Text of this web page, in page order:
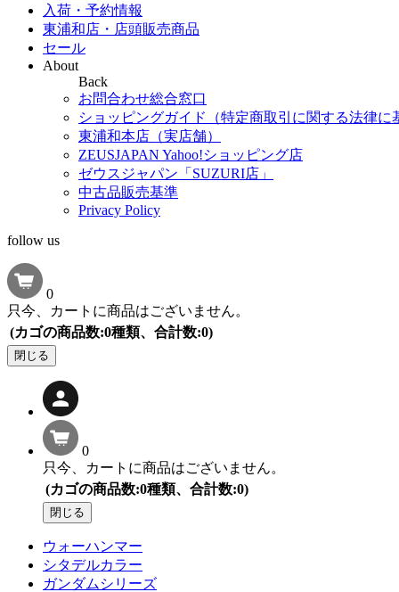
入荷・予約情報
東浦和店・店頭販売商品
セール
About
Back
お問合わせ総合窓口
ショッピングガイド（特定商取引に関する法律に
東浦和本店（実店舗）
ZEUSJAPAN Yahoo!ショッピング店
ゼウスジャパン「SUZURI店」
中古品販売基準
Privacy Policy
follow us
0
只今、カートに商品はございません。
(カゴの商品数:0種類、合計数:0)
閉じる
0
只今、カートに商品はございません。
(カゴの商品数:0種類、合計数:0)
閉じる
ウォーハンマー
シタデルカラー
ガンダムシリーズ